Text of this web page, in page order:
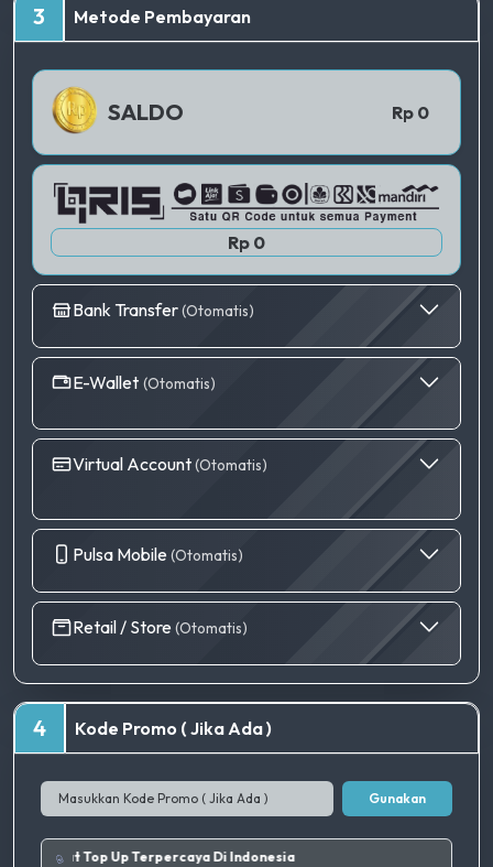
3 Metode Pembayaran
SALDO Rp 0
Rp 0
QRIS 1
Bank Transfer(Otomatis)
E-Wallet (Otomatis)
Virtual Account(Otomatis)
Pulsa Mobile (Otomatis)
Retail / Store (Otomatis)
4 Kode Promo ( Jika Ada )
Gunakan
Tempat Top Up Terpercaya Di Indonesia